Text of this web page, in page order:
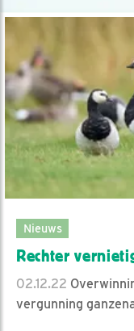
Nieuws
Rechter
02.12.22
vergunning